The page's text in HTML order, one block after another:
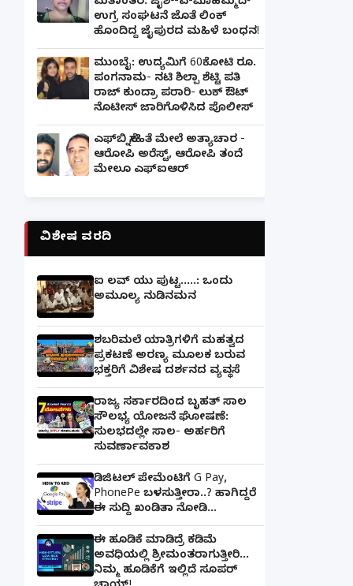
ಉಗ್ರ ಸಂಘಟನೆ ಜೊತೆ ಲಿಂಕ್
ಹೊಂದಿದ್ದ ಜೈಪುರದ ಮಹಿಳೆ ಬಂಧನ!
ಮುಂಬೈ: ಉದ್ಯಮಿಗೆ 60ಕೋಟಿ ರೂ.
ಪಂಗನಾಮ- ನಟಿ ಶಿಲ್ಪಾ ಶೆಟ್ಟಿ ಪತಿ
ರಾಜ್ ಕುಂದ್ರಾ ಪರಾರಿ- ಲುಕ್ ಔಟ್
ನೊಟೀಸ್ ಜಾರಿಗೊಳಿಸಿದ ಪೊಲೀಸ್
ಎಫ್‌ಬಿ ಸ್ನೇಹಿತೆ ಮೇಲೆ ಅತ್ಯಾಚಾರ -
ಆರೋಪಿ ಅರೆಸ್ಟ್, ಆರೋಪಿ ತಂದೆ
ಮೇಲೂ ಎಫ್ಐಆರ್
ವಿಶೇಷ ವರದಿ
ಐ ಲವ್ ಯು ಪುಟ್ಟ.....: ಒಂದು
ಅಮೂಲ್ಯ ನುಡಿನಮನ
ಶಬರಿಮಲೆ ಯಾತ್ರಿಗಳಿಗೆ ಮಹತ್ವದ
ಪ್ರಕಟಣೆ ಅರಣ್ಯ ಮೂಲಕ ಬರುವ
ಭಕ್ತರಿಗೆ ವಿಶೇಷ ದರ್ಶನದ ವ್ಯವಸ್ಥೆ
ರಾಜ್ಯ ಸರ್ಕಾರದಿಂದ ಬೃಹತ್ ಸಾಲ
ಸೌಲಭ್ಯ ಯೋಜನೆ ಘೋಷಣೆ:
ಸುಲಭದಲ್ಲೇ ಸಾಲ- ಅರ್ಹರಿಗೆ
ಸುವರ್ಣಾವಕಾಶ
ಡಿಜಿಟಲ್ ಪೇಮೆಂಟಿಗೆ G Pay,
PhonePe ಬಳಸುತ್ತೀರಾ..? ಹಾಗಿದ್ದರೆ
ಈ ಸುದ್ದಿ ಖಂಡಿತಾ ನೋಡಿ...
ಈ ಹೂಡಿಕೆ ಮಾಡಿದ್ರೆ ಕಡಿಮೆ
ಅವಧಿಯಲ್ಲಿ ಶ್ರೀಮಂತರಾಗುತ್ತೀರಿ...
ನಿಮ್ಮ ಹೂಡಿಕೆಗೆ ಇಲ್ಲಿದೆ ಸೂಪರ್